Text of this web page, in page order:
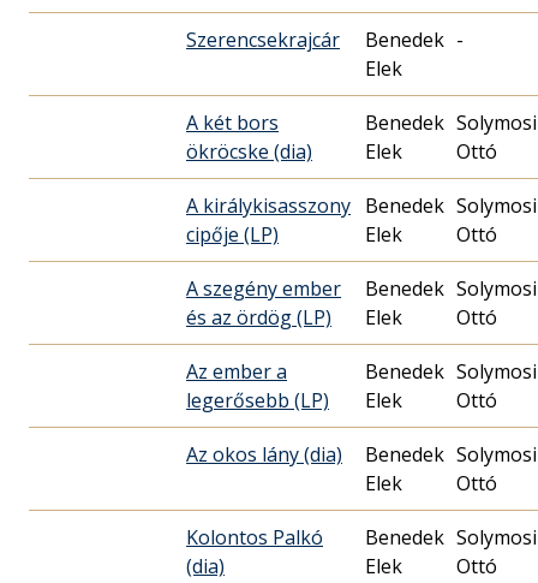
Szerencsekrajcár
Benedek
Elek
-
A két bors
ökröcske (dia)
Benedek
Elek
Solymosi
Ottó
A királykisasszony
cipője (LP)
Benedek
Elek
Solymosi
Ottó
A szegény ember
és az ördög (LP)
Benedek
Elek
Solymosi
Ottó
Az ember a
legerősebb (LP)
Benedek
Elek
Solymosi
Ottó
Az okos lány (dia)
Benedek
Elek
Solymosi
Ottó
Kolontos Palkó
(dia)
Benedek
Elek
Solymosi
Ottó